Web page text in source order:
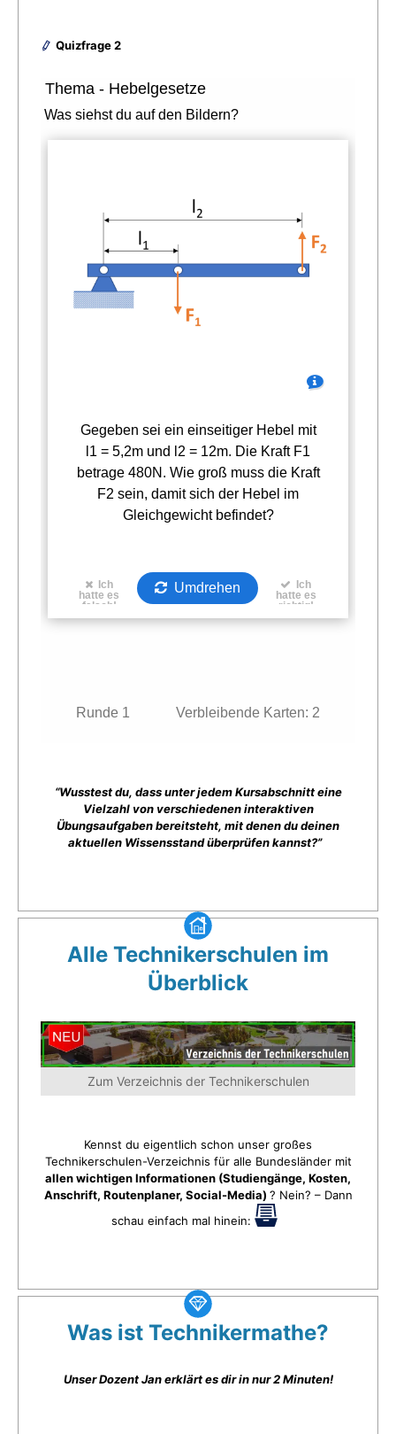
Quizfrage 2
“Wusstest du, dass unter jedem Kursabschnitt eine
Vielzahl von verschiedenen interaktiven
Übungsaufgaben bereitsteht, mit denen du deinen
aktuellen Wissensstand überprüfen kannst?”
Alle Technikerschulen im
Überblick
Zum Verzeichnis der Technikerschulen
Kennst du eigentlich schon unser großes
Technikerschulen-Verzeichnis für alle Bundesländer mit
allen wichtigen Informationen (Studiengänge, Kosten,
Anschrift, Routenplaner, Social-Media) ? Nein? – Dann
schau einfach mal hinein:
Was ist Technikermathe?
Unser Dozent Jan erklärt es dir in nur 2 Minuten!